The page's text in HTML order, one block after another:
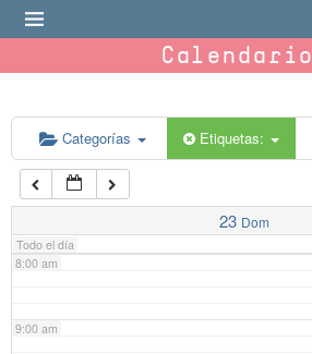
Calendario
Categorías Etiquetas:
23 Dom
Todo el día
6:00 am
7:00 am
8:00 am
9:00 am